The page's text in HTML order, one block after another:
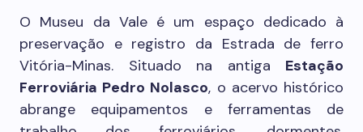
O Museu da Vale é um espaço dedicado à
preservação e registro da Estrada de ferro
Vitória-Minas. Situado na antiga Estação
Ferroviária Pedro Nolasco, o acervo histórico
abrange equipamentos e ferramentas de